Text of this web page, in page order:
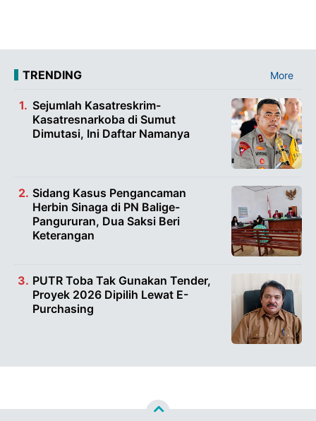
TRENDING More
Sejumlah Kasatreskrim-
Kasatresnarkoba di Sumut
Dimutasi, Ini Daftar Namanya
Sidang Kasus Pengancaman
Herbin Sinaga di PN Balige-
Pangururan, Dua Saksi Beri
Keterangan
PUTR Toba Tak Gunakan Tender,
Proyek 2026 Dipilih Lewat E-
Purchasing